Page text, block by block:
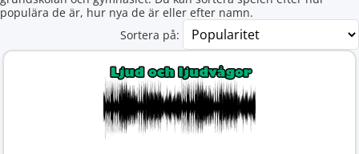
populära de är, hur nya de är eller efter namn.
Sortera på: